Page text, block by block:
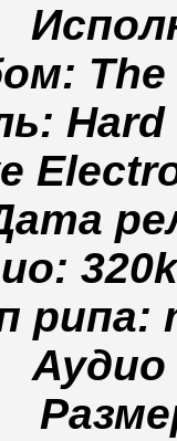
The
Hard
рипа:
Аудио